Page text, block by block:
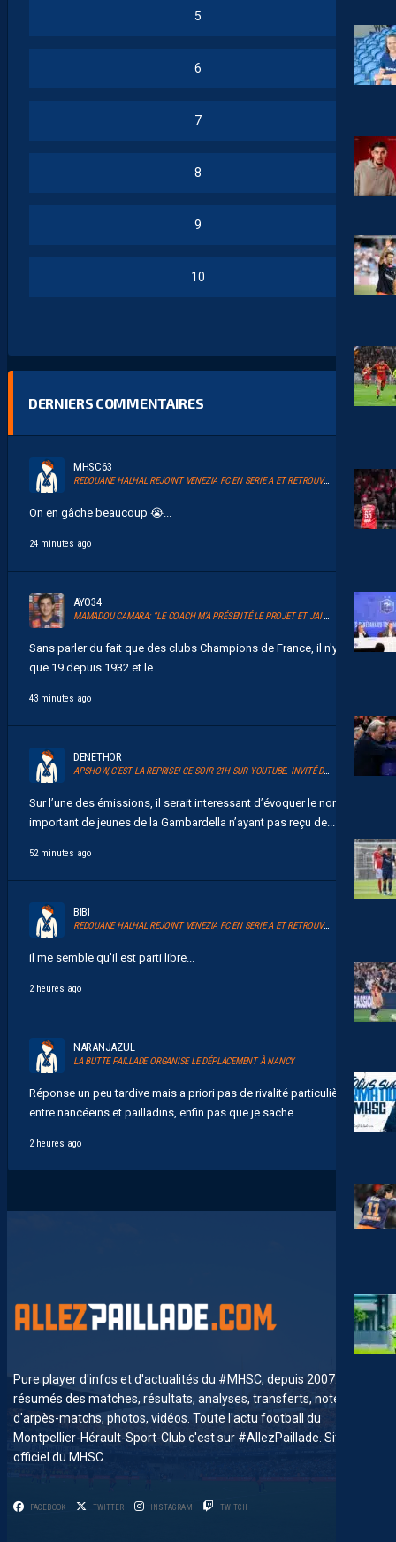
5
6
7
8
9
10
DERNIERS COMMENTAIRES
MHSC63
REDOUANE HALHAL REJOINT VENEZIA FC EN SERIE A ET RETROUVERA AKOR ADAMS
On en gâche beaucoup 😭...
24 minutes ago
AYO34
MAMADOU CAMARA: “LE COACH M’A PRÉSENTÉ LE PROJET ET J’AI TOUT DE SUITE ADHÉRÉ.”
Sans parler du fait que des clubs Champions de France, il n'y en a
que 19 depuis 1932 et le...
43 minutes ago
DENETHOR
APSHOW, C’EST LA REPRISE! CE SOIR 21H SUR YOUTUBE. INVITÉ DAVID GLUZMAN DE L’AFTER FOOT.
Sur l’une des émissions, il serait interessant d’évoquer le nombre
important de jeunes de la Gambardella n’ayant pas reçu de...
52 minutes ago
BIBI
REDOUANE HALHAL REJOINT VENEZIA FC EN SERIE A ET RETROUVERA AKOR ADAMS
il me semble qu'il est parti libre...
2 heures ago
NARANJAZUL
LA BUTTE PAILLADE ORGANISE LE DÉPLACEMENT À NANCY
Réponse un peu tardive mais a priori pas de rivalité particulière
entre nancéeins et pailladins, enfin pas que je sache....
2 heures ago
Pure player d'infos et d'actualités du #MHSC, depuis 2007. News,
résumés des matches, résultats, analyses, transferts, notes
d'arpès-matchs, photos, vidéos. Toute l'actu football du
Montpellier-Hérault-Sport-Club c'est sur #AllezPaillade. Site non-
officiel du MHSC
FACEBOOK TWITTER INSTAGRAM TWITCH